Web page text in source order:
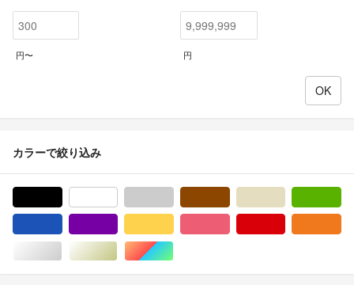
円〜 円
カラーで絞り込み
シルバー/銀色系ゴールド/金色系マルチカラー